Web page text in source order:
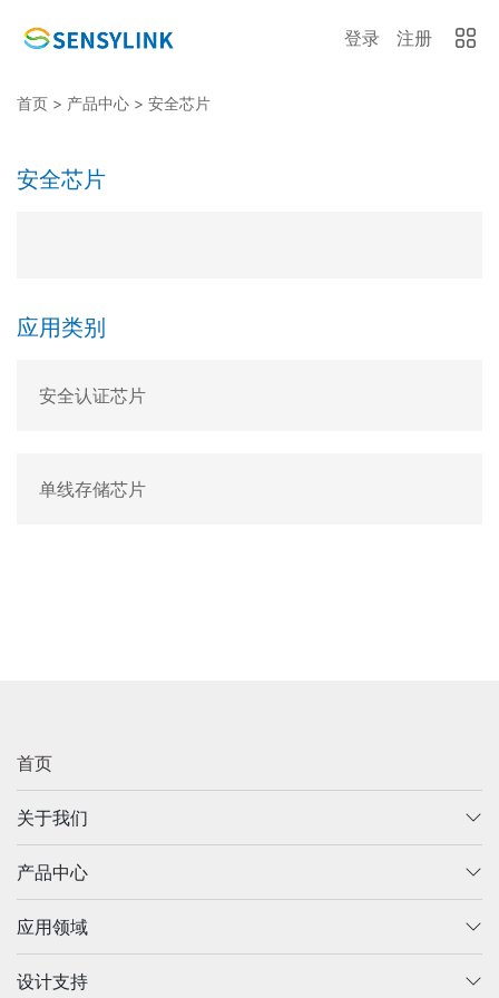
登录 注册
首页 > 产品中心 > 安全芯片
安全芯片
应用类别
安全认证芯片
单线存储芯片
首页
关于我们
产品中心
应用领域
设计支持